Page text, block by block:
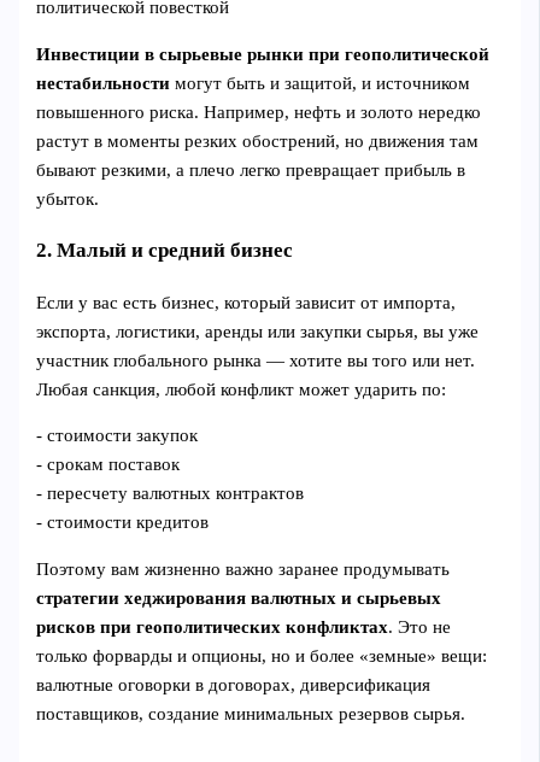
политической повесткой
Инвестиции в сырьевые рынки при геополитической
нестабильности могут быть и защитой, и источником
повышенного риска. Например, нефть и золото нередко
растут в моменты резких обострений, но движения там
бывают резкими, а плечо легко превращает прибыль в
убыток.
2. Малый и средний бизнес
Если у вас есть бизнес, который зависит от импорта,
экспорта, логистики, аренды или закупки сырья, вы уже
участник глобального рынка — хотите вы того или нет.
Любая санкция, любой конфликт может ударить по:
- стоимости закупок
- срокам поставок
- пересчету валютных контрактов
- стоимости кредитов
Поэтому вам жизненно важно заранее продумывать
стратегии хеджирования валютных и сырьевых
рисков при геополитических конфликтах. Это не
только форварды и опционы, но и более «земные» вещи:
валютные оговорки в договорах, диверсификация
поставщиков, создание минимальных резервов сырья.